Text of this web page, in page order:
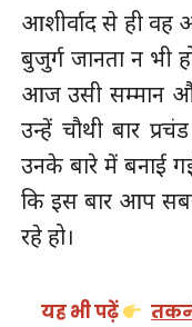
आशीर्वाद से ही
बुजुर्ग जानता न भी
आज उसी सम्मान
उन्हें चौथी बार
उनके बारे में बनाई
कि इस बार आप
रहे हो।
यह भी पढ़ें